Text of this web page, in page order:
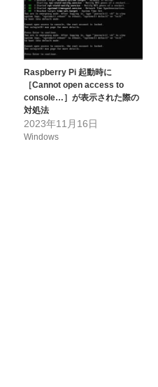
Raspberry Pi 起動時に
［Cannot open access to
console…］が表示された際の
対処法
2023年11月16日
Windows